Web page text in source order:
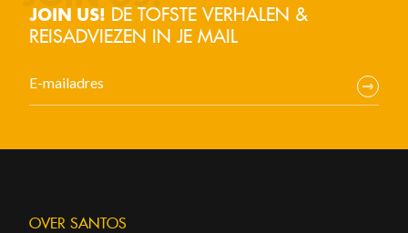
JOIN US! DE TOFSTE VERHALEN &
REISADVIEZEN IN JE MAIL
OVER SANTOS